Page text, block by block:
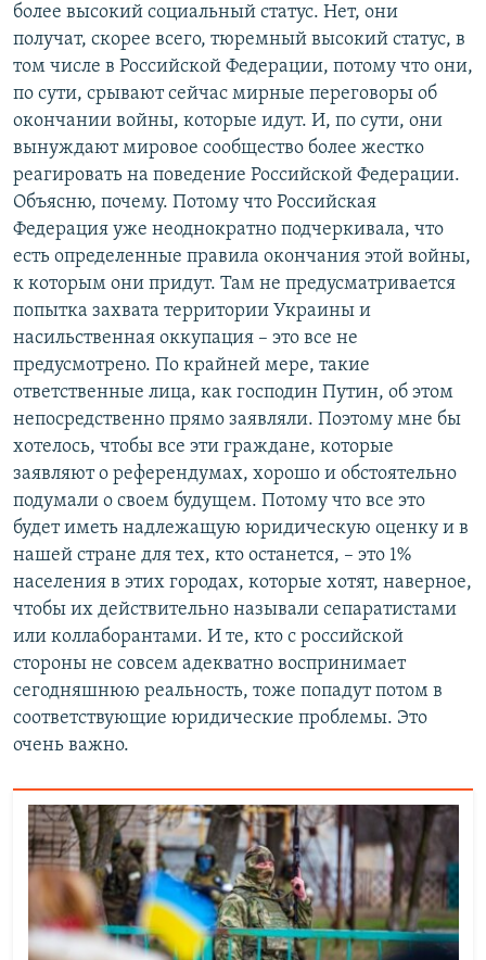
более высокий социальный статус. Нет, они
получат, скорее всего, тюремный высокий статус, в
том числе в Российской Федерации, потому что они,
по сути, срывают сейчас мирные переговоры об
окончании войны, которые идут. И, по сути, они
вынуждают мировое сообщество более жестко
реагировать на поведение Российской Федерации.
Объясню, почему. Потому что Российская
Федерация уже неоднократно подчеркивала, что
есть определенные правила окончания этой войны,
к которым они придут. Там не предусматривается
попытка захвата территории Украины и
насильственная оккупация – это все не
предусмотрено. По крайней мере, такие
ответственные лица, как господин Путин, об этом
непосредственно прямо заявляли. Поэтому мне бы
хотелось, чтобы все эти граждане, которые
заявляют о референдумах, хорошо и обстоятельно
подумали о своем будущем. Потому что все это
будет иметь надлежащую юридическую оценку и в
нашей стране для тех, кто останется, – это 1%
населения в этих городах, которые хотят, наверное,
чтобы их действительно называли сепаратистами
или коллаборантами. И те, кто с российской
стороны не совсем адекватно воспринимает
сегодняшнюю реальность, тоже попадут потом в
соответствующие юридические проблемы. Это
очень важно.